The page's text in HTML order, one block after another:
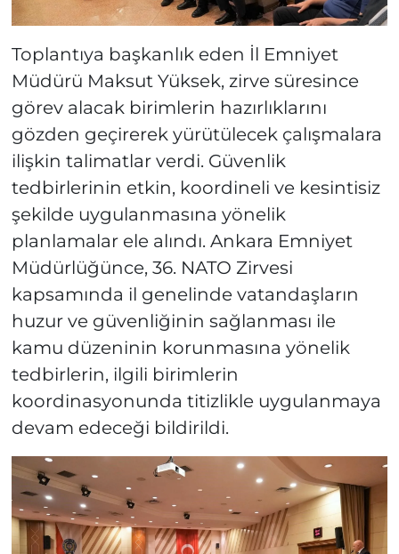
Toplantıya başkanlık eden İl Emniyet
Müdürü Maksut Yüksek, zirve süresince
görev alacak birimlerin hazırlıklarını
gözden geçirerek yürütülecek çalışmalara
ilişkin talimatlar verdi. Güvenlik
tedbirlerinin etkin, koordineli ve kesintisiz
şekilde uygulanmasına yönelik
planlamalar ele alındı. Ankara Emniyet
Müdürlüğünce, 36. NATO Zirvesi
kapsamında il genelinde vatandaşların
huzur ve güvenliğinin sağlanması ile
kamu düzeninin korunmasına yönelik
tedbirlerin, ilgili birimlerin
koordinasyonunda titizlikle uygulanmaya
devam edeceği bildirildi.